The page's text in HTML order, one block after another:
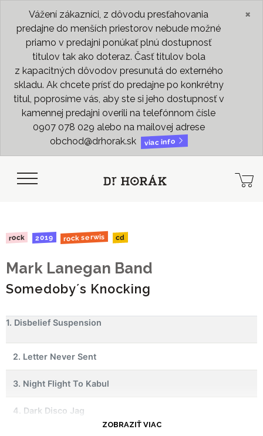
Vážení zákazníci, z dôvodu presťahovania
predajne do menších priestorov nebude možné
priamo v predajni ponúkať plnú dostupnosť
titulov tak ako doteraz. Časť titulov bola
z kapacitných dôvodov presunutá do externého
skladu. Ak chcete prísť do predajne po konkrétny
titul, poprosíme vás, aby ste si jeho dostupnosť v
kamennej predajni overili na telefónnom čísle
0907 078 029 alebo na mailovej adrese
obchod@drhorak.sk
viac info
×
rock 2019 rock serwis cd
Mark Lanegan Band
Somedoby´s Knocking
1. Disbelief Suspension
2. Letter Never Sent
3. Night Flight To Kabul
4. Dark Disco Jag
ZOBRAZIŤ VIAC